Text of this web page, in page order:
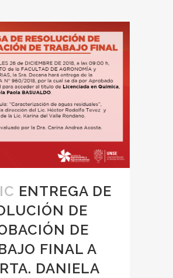
ENTREGA DE
DE
DE
FINAL A
DANIELA